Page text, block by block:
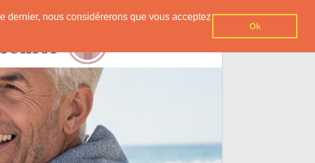
dernier, nous considérerons que vous acceptez
Ok